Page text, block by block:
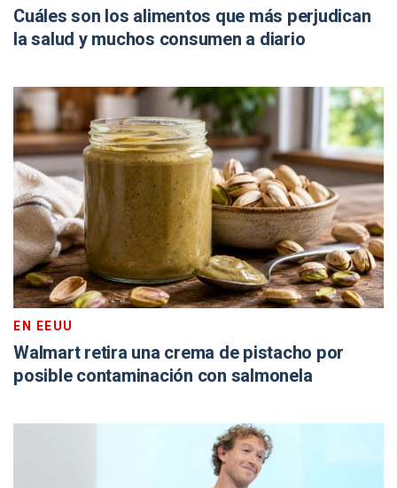
Cuáles son los alimentos que más perjudican
la salud y muchos consumen a diario
EN EEUU
Walmart retira una crema de pistacho por
posible contaminación con salmonela